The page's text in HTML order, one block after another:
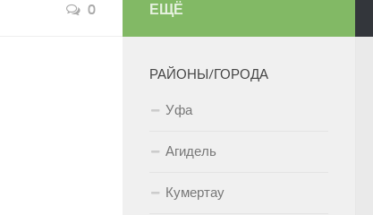
0 ЕЩЁ
РАЙОНЫ/ГОРОДА
Уфа
Агидель
Кумертау